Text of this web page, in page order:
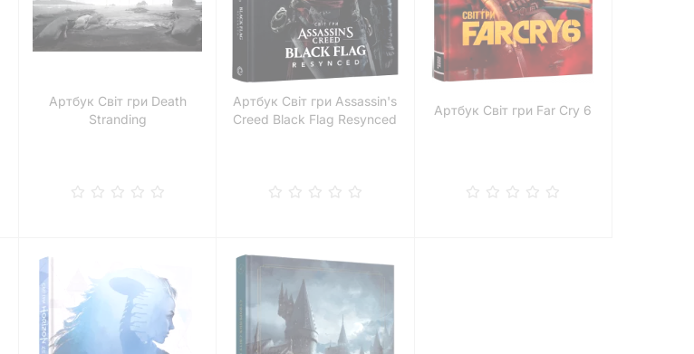
Артбук Світ гри Death
Stranding
Артбук Світ гри Assassin's
Creed Black Flag Resynced
Артбук Світ гри Far Cry 6